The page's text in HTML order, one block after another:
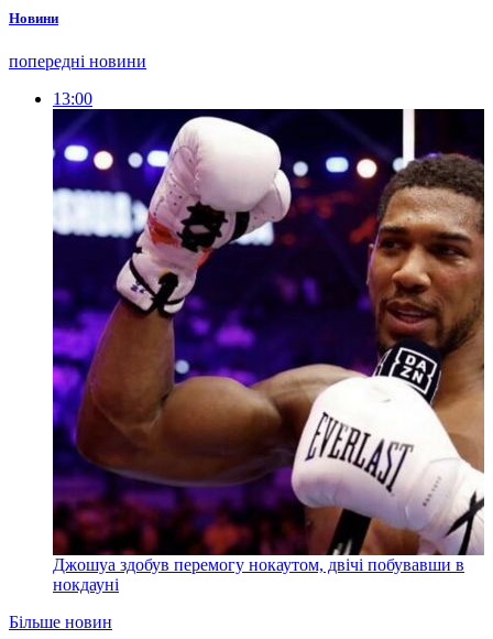
Новини
попередні новини
13:00
Джошуа здобув перемогу нокаутом, двічі побувавши в
нокдауні
Більше новин